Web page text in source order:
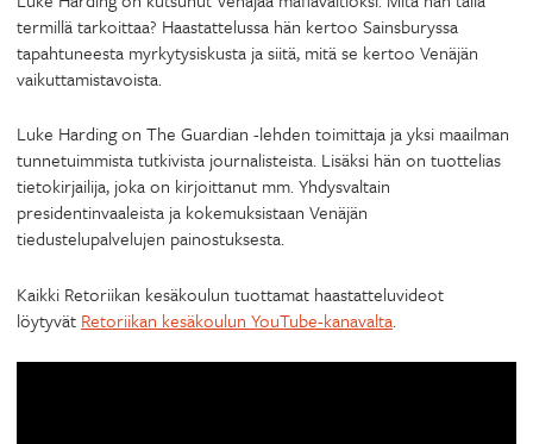
termillä tarkoittaa? Haastattelussa hän kertoo Sainsburyssa
tapahtuneesta myrkytysiskusta ja siitä, mitä se kertoo Venäjän
vaikuttamistavoista.
Luke Harding on The Guardian -lehden toimittaja ja yksi maailman
tunnetuimmista tutkivista journalisteista. Lisäksi hän on tuottelias
tietokirjailija, joka on kirjoittanut mm. Yhdysvaltain
presidentinvaaleista ja kokemuksistaan Venäjän
tiedustelupalvelujen painostuksesta.
Kaikki Retoriikan kesäkoulun tuottamat haastatteluvideot
löytyvät Retoriikan kesäkoulun YouTube-kanavalta.